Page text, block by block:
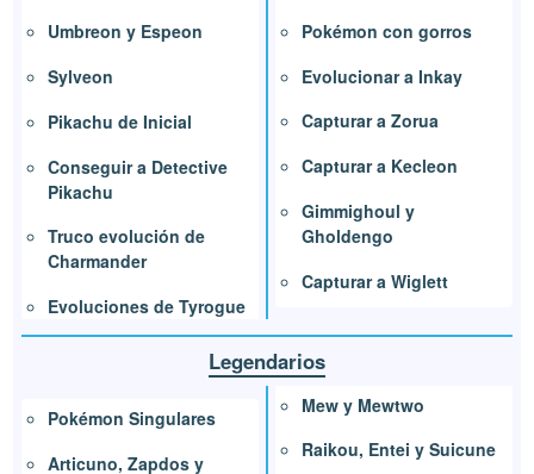
Umbreon y Espeon
Sylveon
Pikachu de Inicial
Conseguir a Detective
Pikachu
Truco evolución de
Charmander
Evoluciones de Tyrogue
Pokémon con gorros
Evolucionar a Inkay
Capturar a Zorua
Capturar a Kecleon
Gimmighoul y
Gholdengo
Capturar a Wiglett
Legendarios
Pokémon Singulares
Articuno, Zapdos y
Mew y Mewtwo
Raikou, Entei y Suicune